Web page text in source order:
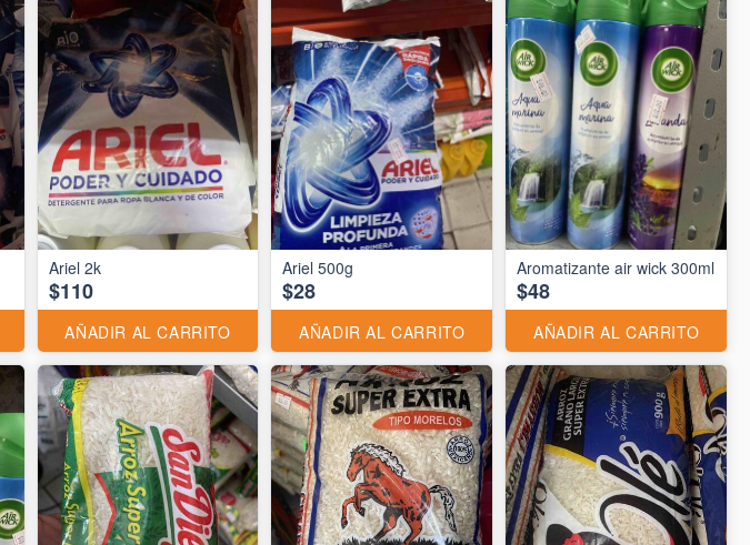
Ariel 2k
$110
AÑADIR AL CARRITO
Ariel 500g
$28
AÑADIR AL CARRITO
Aromatizante air wick 300ml
$48
AÑADIR AL CARRITO